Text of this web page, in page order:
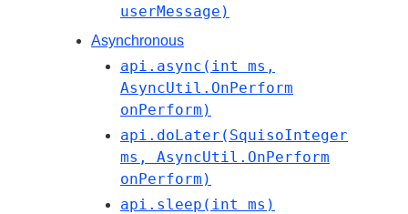
userMessage)
Asynchronous
api.async(int ms,
AsyncUtil.OnPerform
onPerform)
api.doLater(SquisoInteger
ms, AsyncUtil.OnPerform
onPerform)
api.sleep(int ms)